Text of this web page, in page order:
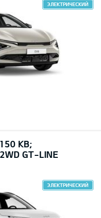
ЭЛЕКТРИЧЕСКИЙ
КВ;
GT-LINE
ЭЛЕКТРИЧЕСКИЙ